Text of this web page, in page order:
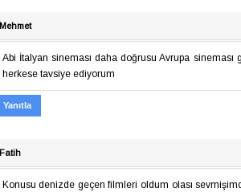
Mehmet
Abi İtalyan sineması daha doğrusu Avrupa sineması
herkese tavsiye ediyorum
Yanıtla
Fatih
Konusu denizde geçen filmleri oldum olası